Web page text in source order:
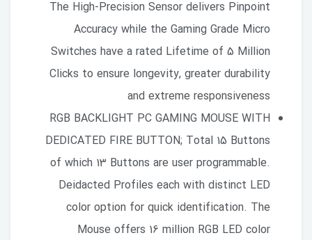
The High-Precision Sensor delivers Pinpoint
Accuracy while the Gaming Grade Micro
Switches have a rated Lifetime of 5 Million
Clicks to ensure longevity, greater durability
and extreme responsiveness
RGB BACKLIGHT PC GAMING MOUSE WITH
DEDICATED FIRE BUTTON; Total 15 Buttons
of which 13 Buttons are user programmable.
Deidacted Profiles each with distinct LED
color option for quick identification. The
Mouse offers 16 million RGB LED color